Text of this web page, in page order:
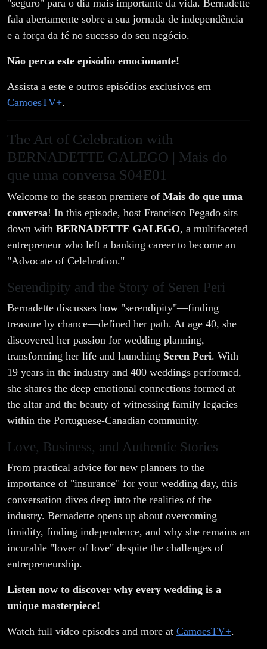
"seguro" para o dia mais importante da vida. Bernadette
fala abertamente sobre a sua jornada de independência
e a força da fé no sucesso do seu negócio.
Não perca este episódio emocionante!
Assista a este e outros episódios exclusivos em
CamoesTV+.
The Art of Celebration with
BERNADETTE GALEGO | Mais do
que uma conversa S04E01
Welcome to the season premiere of Mais do que uma
conversa! In this episode, host Francisco Pegado sits
down with BERNADETTE GALEGO, a multifaceted
entrepreneur who left a banking career to become an
"Advocate of Celebration."
Serendipity and the Story of Seren Peri
Bernadette discusses how "serendipity"—finding
treasure by chance—defined her path. At age 40, she
discovered her passion for wedding planning,
transforming her life and launching Seren Peri. With
19 years in the industry and 400 weddings performed,
she shares the deep emotional connections formed at
the altar and the beauty of witnessing family legacies
within the Portuguese-Canadian community.
Love, Business, and Authentic Stories
From practical advice for new planners to the
importance of "insurance" for your wedding day, this
conversation dives deep into the realities of the
industry. Bernadette opens up about overcoming
timidity, finding independence, and why she remains an
incurable "lover of love" despite the challenges of
entrepreneurship.
Listen now to discover why every wedding is a
unique masterpiece!
Watch full video episodes and more at CamoesTV+.